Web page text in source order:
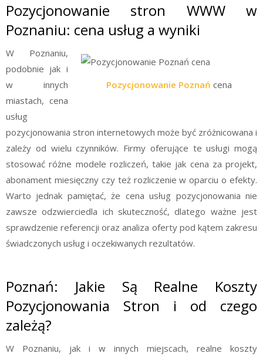
Pozycjonowanie stron WWW w
Poznaniu: cena usług a wyniki
Pozycjonowanie Poznań cena
W Poznaniu,
podobnie jak i
w innych
miastach, cena
usług
pozycjonowania stron internetowych może być zróżnicowana i
zależy od wielu czynników. Firmy oferujące te usługi mogą
stosować różne modele rozliczeń, takie jak cena za projekt,
abonament miesięczny czy też rozliczenie w oparciu o efekty.
Warto jednak pamiętać, że cena usług pozycjonowania nie
zawsze odzwierciedla ich skuteczność, dlatego ważne jest
sprawdzenie referencji oraz analiza oferty pod kątem zakresu
świadczonych usług i oczekiwanych rezultatów.
Poznań: Jakie Są Realne Koszty
Pozycjonowania Stron i od czego
zależą?
W Poznaniu, jak i w innych miejscach, realne koszty